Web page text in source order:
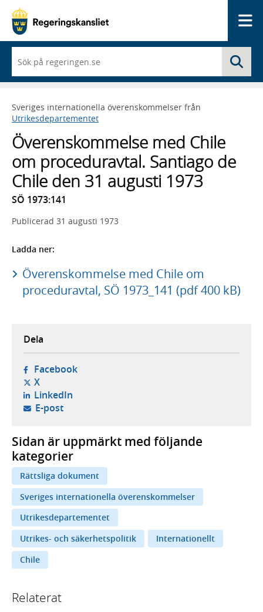
du
börjar
skriva
framträder
en
med
sökförslag
Sveriges internationella överenskommelser från
Utrikesdepartementet
Överenskommelse med Chile
om proceduravtal. Santiago de
Chile den 31 augusti 1973
SÖ 1973:141
Publicerad 31 augusti 1973
Ladda ner:
Överenskommelse med Chile om
proceduravtal, SÖ 1973_141 (pdf 400 kB)
Dela
Facebook- öppnas i ny flik, extern webbplats,
X- öppnas i ny flik, extern webbplats,
LinkedIn- öppnas i ny flik, extern webbplats,
E-post- öppnar din e-postklient,
Sidan är uppmärkt med följande
kategorier
Rättsliga dokument
Sveriges internationella överenskommelser
Utrikesdepartementet
Utrikes- och säkerhetspolitik
Internationellt
Chile
Relaterat